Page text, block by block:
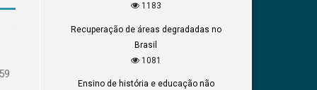
1183
Recuperação de áreas degradadas no
Brasil
1081
Ensino de história e educação não